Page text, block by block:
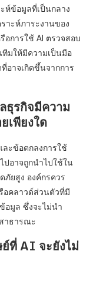
ห์ข้อมูลที่เป็นกลาง
าะห์ภาระงานของ
อการใช้ AI ตรวจสอบ
มให้มีความเป็นมือ
อาจเกิดขึ้นจากการ
ธุรกิจมีความ
เพียงใด
ละข้อตกลงการใช้
ปอาจถูกนำไปใช้ใน
ภัยสูง องค์กรควร
อคลาวด์ส่วนตัวที่มี
อมูล ซึ่งจะไม่นำ
าธารณะ
ที่ AI จะยังไม่